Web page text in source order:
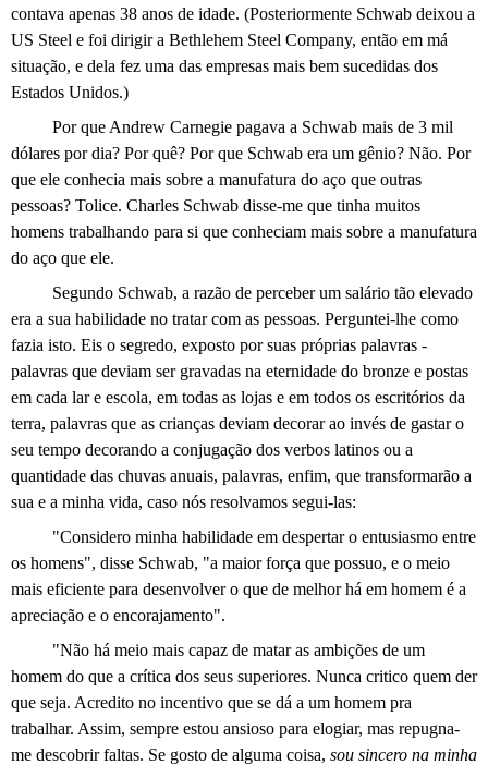
contava apenas 38 anos de idade. (Posteriormente Schwab deixou a
US Steel e foi dirigir a Bethlehem Steel Company, então em má
situação, e dela fez uma das empresas mais bem sucedidas dos
Estados Unidos.)
Por que Andrew Carnegie pagava a Schwab mais de 3 mil
dólares por dia? Por quê? Por que Schwab era um gênio? Não. Por
que ele conhecia mais sobre a manufatura do aço que outras
pessoas? Tolice. Charles Schwab disse-me que tinha muitos
homens trabalhando para si que conheciam mais sobre a manufatura
do aço que ele.
Segundo Schwab, a razão de perceber um salário tão elevado
era a sua habilidade no tratar com as pessoas. Perguntei-lhe como
fazia isto. Eis o segredo, exposto por suas próprias palavras -
palavras que deviam ser gravadas na eternidade do bronze e postas
em cada lar e escola, em todas as lojas e em todos os escritórios da
terra, palavras que as crianças deviam decorar ao invés de gastar o
seu tempo decorando a conjugação dos verbos latinos ou a
quantidade das chuvas anuais, palavras, enfim, que transformarão a
sua e a minha vida, caso nós resolvamos segui-las:
"Considero minha habilidade em despertar o entusiasmo entre
os homens", disse Schwab, "a maior força que possuo, e o meio
mais eficiente para desenvolver o que de melhor há em homem é a
apreciação e o encorajamento".
"Não há meio mais capaz de matar as ambições de um
homem do que a crítica dos seus superiores. Nunca critico quem der
que seja. Acredito no incentivo que se dá a um homem pra
trabalhar. Assim, sempre estou ansioso para elogiar, mas repugna-
me descobrir faltas. Se gosto de alguma coisa, sou sincero na minha